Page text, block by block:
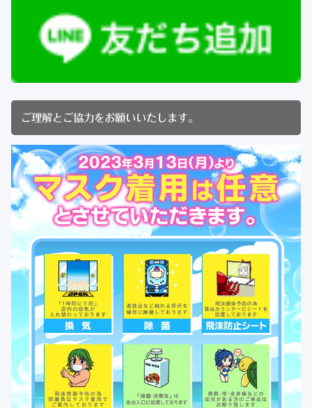
ご理解とご協力をお願いいたします。